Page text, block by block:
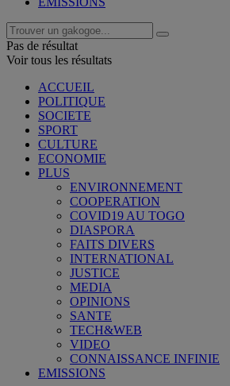
Pas de résultat
Voir tous les résultats
ACCUEIL
POLITIQUE
SOCIETE
SPORT
CULTURE
ECONOMIE
PLUS
ENVIRONNEMENT
COOPERATION
COVID19 AU TOGO
DIASPORA
FAITS DIVERS
INTERNATIONAL
JUSTICE
MEDIA
OPINIONS
SANTE
TECH&WEB
VIDEO
CONNAISSANCE INFINIE
EMISSIONS